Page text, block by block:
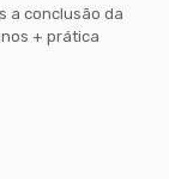
a conclusão da
+ prática